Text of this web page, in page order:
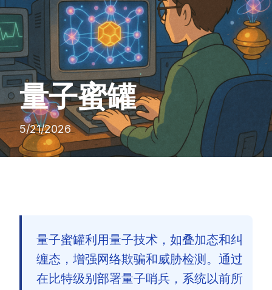
量子蜜罐
5/21/2026
量子蜜罐利用量子技术，如叠加态和纠
缠态，增强网络欺骗和威胁检测。通过
在比特级别部署量子哨兵，系统以前所